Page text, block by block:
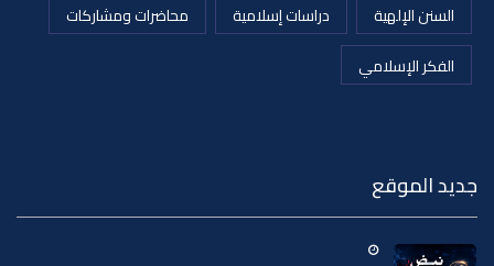
السنن الإلهية
دراسات إسلامية
محاضرات ومشاركات
الفكر الإسلامي
جديد الموقع